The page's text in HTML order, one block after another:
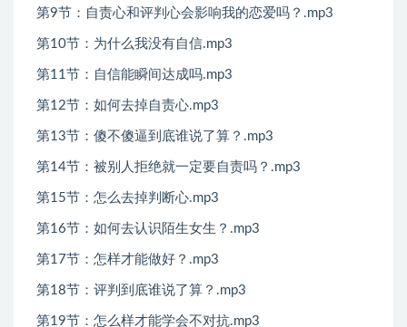
第9节：自责心和评判心会影响我的恋爱吗？.mp3
第10节：为什么我没有自信.mp3
第11节：自信能瞬间达成吗.mp3
第12节：如何去掉自责心.mp3
第13节：傻不傻逼到底谁说了算？.mp3
第14节：被别人拒绝就一定要自责吗？.mp3
第15节：怎么去掉判断心.mp3
第16节：如何去认识陌生女生？.mp3
第17节：怎样才能做好？.mp3
第18节：评判到底谁说了算？.mp3
第19节：怎么样才能学会不对抗.mp3